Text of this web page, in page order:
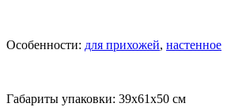
Особенности: для прихожей, настенное
Габариты упаковки: 39x61x50 см